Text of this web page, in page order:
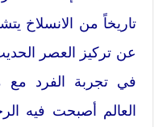
تاريخاً من الانسلاخ
عن تركيز العصر
في تجربة الفرد مع
العالم أصبحت فيه